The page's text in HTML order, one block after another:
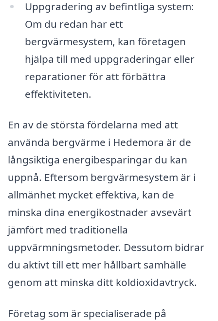
Uppgradering av befintliga system:
Om du redan har ett
bergvärmesystem, kan företagen
hjälpa till med uppgraderingar eller
reparationer för att förbättra
effektiviteten.
En av de största fördelarna med att
använda bergvärme i Hedemora är de
långsiktiga energibesparingar du kan
uppnå. Eftersom bergvärmesystem är i
allmänhet mycket effektiva, kan de
minska dina energikostnader avsevärt
jämfört med traditionella
uppvärmningsmetoder. Dessutom bidrar
du aktivt till ett mer hållbart samhälle
genom att minska ditt koldioxidavtryck.
Företag som är specialiserade på